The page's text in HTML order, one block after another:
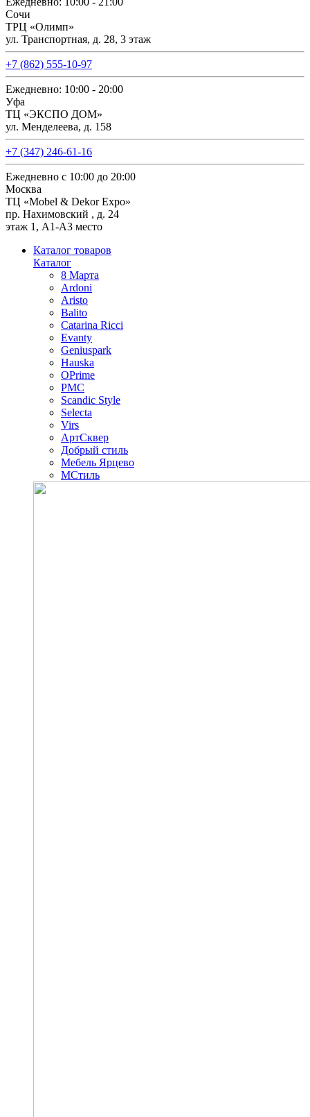
Сочи
ТРЦ «Олимп»
ул. Транспортная, д. 28, 3 этаж
+7 (862) 555-10-97
Ежедневно: 10:00 - 20:00
Уфа
ТЦ «ЭКСПО ДОМ»
ул. Менделеева, д. 158
+7 (347) 246-61-16
Ежедневно с 10:00 до 20:00
Москва
ТЦ «Mobel & Dekor Expo»
пр. Нахимовский , д. 24
этаж 1, А1-А3 место
Каталог товаров
Каталог
8 Марта
Ardoni
Aristo
Balito
Catarina Ricci
Evanty
Geniuspark
Hauska
OPrime
PMC
Scandic Style
Selecta
Virs
АртСквер
Добрый стиль
Мебель Ярцево
МСтиль